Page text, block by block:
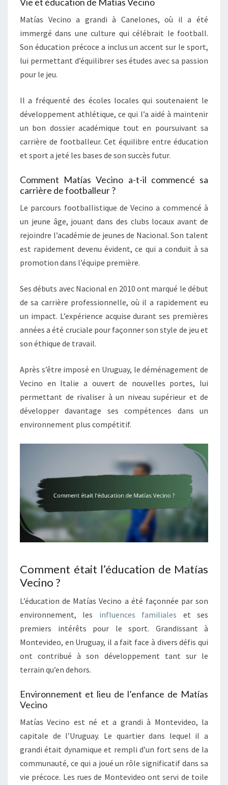
Matías Vecino a grandi à Canelones, où il a été
immergé dans une culture qui célébrait le football.
Son éducation précoce a inclus un accent sur le sport,
lui permettant d’équilibrer ses études avec sa passion
pour le jeu.
Il a fréquenté des écoles locales qui soutenaient le
développement athlétique, ce qui l’a aidé à maintenir
un bon dossier académique tout en poursuivant sa
carrière de footballeur. Cet équilibre entre éducation
et sport a jeté les bases de son succès futur.
Comment Matías Vecino a-t-il commencé sa
carrière de footballeur ?
Le parcours footballistique de Vecino a commencé à
un jeune âge, jouant dans des clubs locaux avant de
rejoindre l’académie de jeunes de Nacional. Son talent
est rapidement devenu évident, ce qui a conduit à sa
promotion dans l’équipe première.
Ses débuts avec Nacional en 2010 ont marqué le début
de sa carrière professionnelle, où il a rapidement eu
un impact. L’expérience acquise durant ses premières
années a été cruciale pour façonner son style de jeu et
son éthique de travail.
Après s’être imposé en Uruguay, le déménagement de
Vecino en Italie a ouvert de nouvelles portes, lui
permettant de rivaliser à un niveau supérieur et de
développer davantage ses compétences dans un
environnement plus compétitif.
Comment était l’éducation de Matías
Vecino ?
L’éducation de Matías Vecino a été façonnée par son
environnement, les influences familiales et ses
premiers intérêts pour le sport. Grandissant à
Montevideo, en Uruguay, il a fait face à divers défis qui
ont contribué à son développement tant sur le
terrain qu’en dehors.
Environnement et lieu de l’enfance de Matías
Vecino
Matías Vecino est né et a grandi à Montevideo, la
capitale de l’Uruguay. Le quartier dans lequel il a
grandi était dynamique et rempli d’un fort sens de la
communauté, ce qui a joué un rôle significatif dans sa
vie précoce. Les rues de Montevideo ont servi de toile